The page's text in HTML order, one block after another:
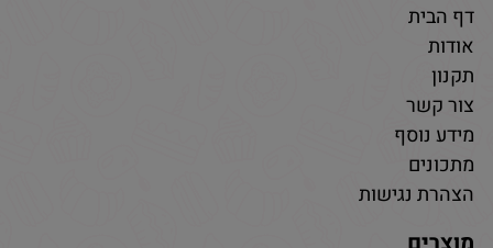
דף הבית
אודות
תקנון
צור קשר
מידע נוסף
מתכונים
הצהרת נגישות